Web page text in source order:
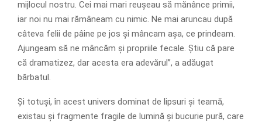
mijlocul nostru. Cei mai mari reușeau să mănânce primii,
iar noi nu mai rămâneam cu nimic. Ne mai aruncau după
câteva felii de pâine pe jos și mâncam așa, ce prindeam.
Ajungeam să ne mâncăm și propriile fecale. Știu că pare
că dramatizez, dar acesta era adevărul”, a adăugat
bărbatul.
Și totuși, în acest univers dominat de lipsuri și teamă,
existau și fragmente fragile de lumină și bucurie pură, care